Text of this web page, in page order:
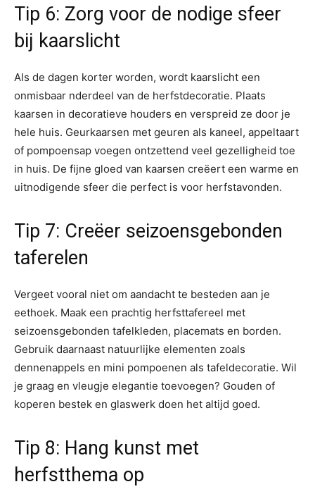
Tip 6: Zorg voor de nodige sfeer
bij kaarslicht
Als de dagen korter worden, wordt kaarslicht een
onmisbaar nderdeel van de herfstdecoratie. Plaats
kaarsen in decoratieve houders en verspreid ze door je
hele huis. Geurkaarsen met geuren als kaneel, appeltaart
of pompoensap voegen ontzettend veel gezelligheid toe
in huis. De fijne gloed van kaarsen creëert een warme en
uitnodigende sfeer die perfect is voor herfstavonden.
Tip 7: Creëer seizoensgebonden
taferelen
Vergeet vooral niet om aandacht te besteden aan je
eethoek. Maak een prachtig herfsttafereel met
seizoensgebonden tafelkleden, placemats en borden.
Gebruik daarnaast natuurlijke elementen zoals
dennenappels en mini pompoenen als tafeldecoratie. Wil
je graag en vleugje elegantie toevoegen? Gouden of
koperen bestek en glaswerk doen het altijd goed.
Tip 8: Hang kunst met
herfstthema op